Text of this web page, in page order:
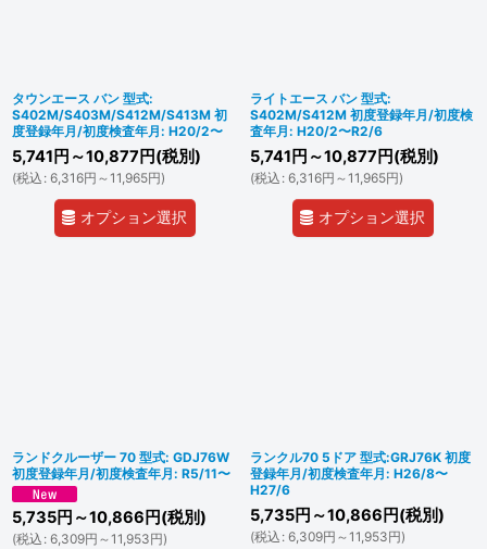
タウンエース バン 型式:
S402M/S403M/S412M/S413M 初
度登録年月/初度検査年月: H20/2〜
5,741 円 ～10,877 円(税別)
(税込 : 6,316円 ～11,965円)
オプション選択
ライトエース バン 型式:
S402M/S412M 初度登録年月/初度検
査年月: H20/2〜R2/6
5,741 円 ～10,877 円(税別)
(税込 : 6,316円 ～11,965円)
オプション選択
ランドクルーザー 70 型式: GDJ76W
初度登録年月/初度検査年月: R5/11〜
5,735円 ～10,866 円(税別)
(税込 : 6,309円 ～11,953円)
ランクル70 5ドア 型式:GRJ76K 初度
登録年月/初度検査年月: H26/8〜
H27/6
5,735円 ～10,866 円(税別)
(税込 : 6,309円 ～11,953円)